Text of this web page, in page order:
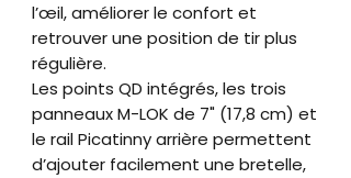
l’œil, améliorer le confort et
retrouver une position de tir plus
régulière.
Les points QD intégrés, les trois
panneaux M-LOK de 7" (17,8 cm) et
le rail Picatinny arrière permettent
d’ajouter facilement une bretelle,